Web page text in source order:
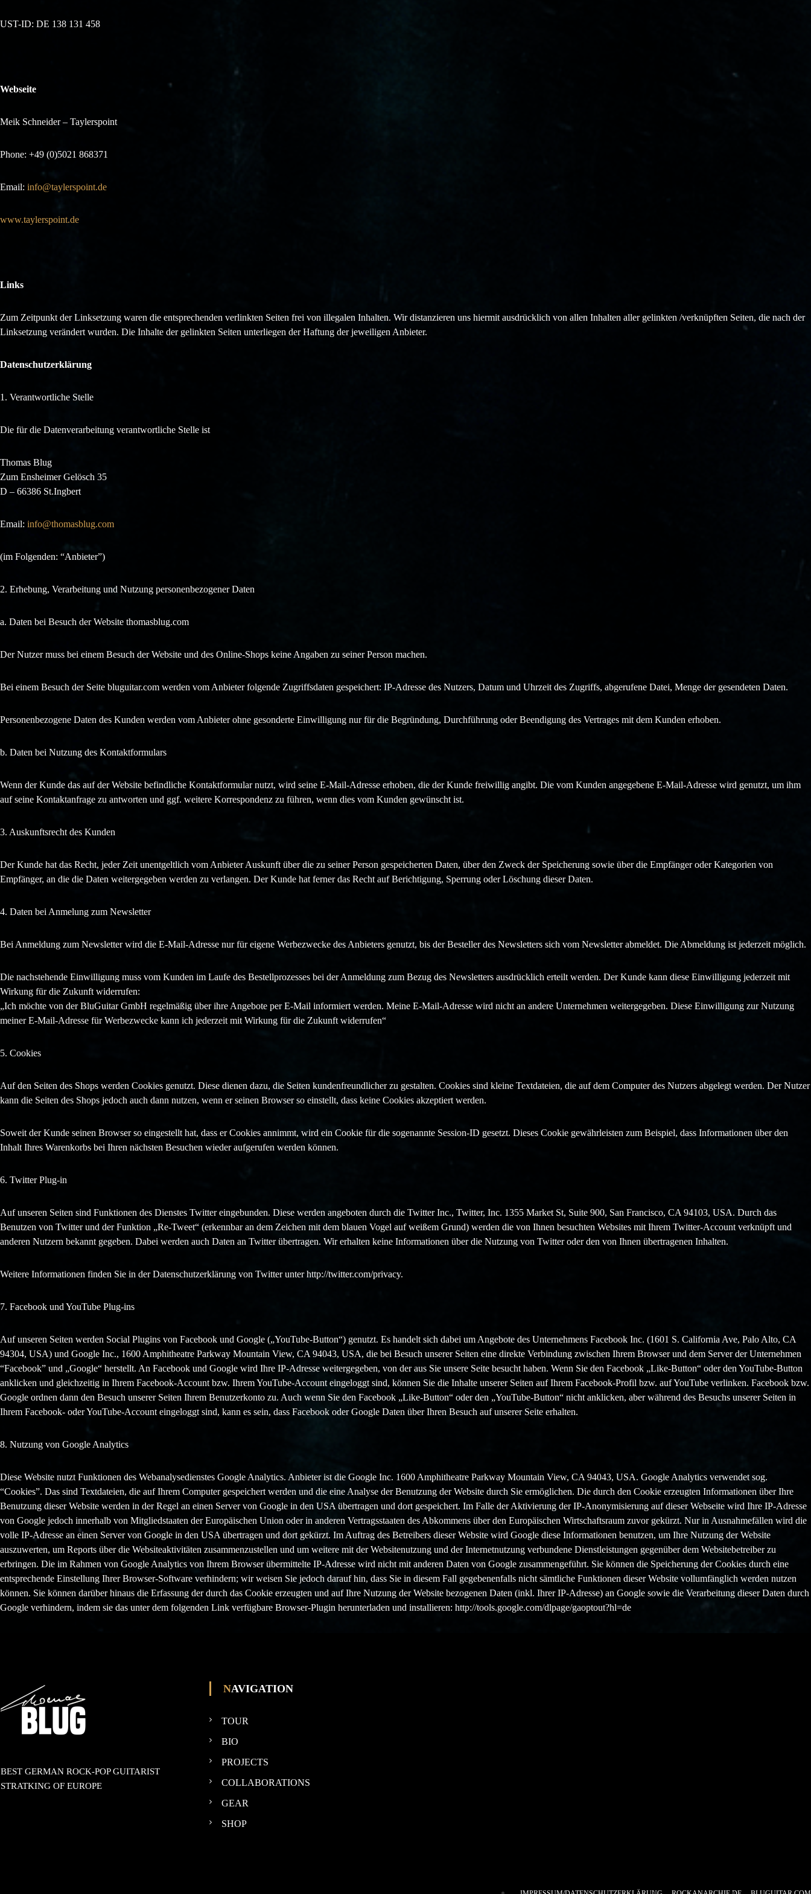
UST-ID: DE 138 131 458
Webseite
Meik Schneider – Taylerspoint
Phone: +49 (0)5021 868371
Email: info@taylerspoint.de
www.taylerspoint.de
Links
Zum Zeitpunkt der Linksetzung waren die entsprechenden verlinkten Seiten frei von illegalen Inhalten. Wir distanzieren uns hiermit ausdrücklich von allen Inhalten aller gelinkten /verknüpften Seiten, die nach der
Linksetzung verändert wurden. Die Inhalte der gelinkten Seiten unterliegen der Haftung der jeweiligen Anbieter.
Datenschutzerklärung
1. Verantwortliche Stelle
Die für die Datenverarbeitung verantwortliche Stelle ist
Thomas Blug
Zum Ensheimer Gelösch 35
D – 66386 St.Ingbert
Email: info@thomasblug.com
(im Folgenden: “Anbieter”)
2. Erhebung, Verarbeitung und Nutzung personenbezogener Daten
a. Daten bei Besuch der Website thomasblug.com
Der Nutzer muss bei einem Besuch der Website und des Online-Shops keine Angaben zu seiner Person machen.
Bei einem Besuch der Seite bluguitar.com werden vom Anbieter folgende Zugriffsdaten gespeichert: IP-Adresse des Nutzers, Datum und Uhrzeit des Zugriffs, abgerufene Datei, Menge der gesendeten Daten.
Personenbezogene Daten des Kunden werden vom Anbieter ohne gesonderte Einwilligung nur für die Begründung, Durchführung oder Beendigung des Vertrages mit dem Kunden erhoben.
b. Daten bei Nutzung des Kontaktformulars
Wenn der Kunde das auf der Website befindliche Kontaktformular nutzt, wird seine E-Mail-Adresse erhoben, die der Kunde freiwillig angibt. Die vom Kunden angegebene E-Mail-Adresse wird genutzt, um ihm
auf seine Kontaktanfrage zu antworten und ggf. weitere Korrespondenz zu führen, wenn dies vom Kunden gewünscht ist.
3. Auskunftsrecht des Kunden
Der Kunde hat das Recht, jeder Zeit unentgeltlich vom Anbieter Auskunft über die zu seiner Person gespeicherten Daten, über den Zweck der Speicherung sowie über die Empfänger oder Kategorien von
Empfänger, an die die Daten weitergegeben werden zu verlangen. Der Kunde hat ferner das Recht auf Berichtigung, Sperrung oder Löschung dieser Daten.
4. Daten bei Anmelung zum Newsletter
Bei Anmeldung zum Newsletter wird die E-Mail-Adresse nur für eigene Werbezwecke des Anbieters genutzt, bis der Besteller des Newsletters sich vom Newsletter abmeldet. Die Abmeldung ist jederzeit möglich.
Die nachstehende Einwilligung muss vom Kunden im Laufe des Bestellprozesses bei der Anmeldung zum Bezug des Newsletters ausdrücklich erteilt werden. Der Kunde kann diese Einwilligung jederzeit mit
Wirkung für die Zukunft widerrufen:
„Ich möchte von der BluGuitar GmbH regelmäßig über ihre Angebote per E-Mail informiert werden. Meine E-Mail-Adresse wird nicht an andere Unternehmen weitergegeben. Diese Einwilligung zur Nutzung
meiner E-Mail-Adresse für Werbezwecke kann ich jederzeit mit Wirkung für die Zukunft widerrufen“
5. Cookies
Auf den Seiten des Shops werden Cookies genutzt. Diese dienen dazu, die Seiten kundenfreundlicher zu gestalten. Cookies sind kleine Textdateien, die auf dem Computer des Nutzers abgelegt werden. Der Nutzer
kann die Seiten des Shops jedoch auch dann nutzen, wenn er seinen Browser so einstellt, dass keine Cookies akzeptiert werden.
Soweit der Kunde seinen Browser so eingestellt hat, dass er Cookies annimmt, wird ein Cookie für die sogenannte Session-ID gesetzt. Dieses Cookie gewährleisten zum Beispiel, dass Informationen über den
Inhalt Ihres Warenkorbs bei Ihren nächsten Besuchen wieder aufgerufen werden können.
6. Twitter Plug-in
Auf unseren Seiten sind Funktionen des Dienstes Twitter eingebunden. Diese werden angeboten durch die Twitter Inc., Twitter, Inc. 1355 Market St, Suite 900, San Francisco, CA 94103, USA. Durch das
Benutzen von Twitter und der Funktion „Re-Tweet“ (erkennbar an dem Zeichen mit dem blauen Vogel auf weißem Grund) werden die von Ihnen besuchten Websites mit Ihrem Twitter-Account verknüpft und
anderen Nutzern bekannt gegeben. Dabei werden auch Daten an Twitter übertragen. Wir erhalten keine Informationen über die Nutzung von Twitter oder den von Ihnen übertragenen Inhalten.
Weitere Informationen finden Sie in der Datenschutzerklärung von Twitter unter http://twitter.com/privacy.
7. Facebook und YouTube Plug-ins
Auf unseren Seiten werden Social Plugins von Facebook und Google („YouTube-Button“) genutzt. Es handelt sich dabei um Angebote des Unternehmens Facebook Inc. (1601 S. California Ave, Palo Alto, CA
94304, USA) und Google Inc., 1600 Amphitheatre Parkway Mountain View, CA 94043, USA, die bei Besuch unserer Seiten eine direkte Verbindung zwischen Ihrem Browser und dem Server der Unternehmen
“Facebook” und „Google“ herstellt. An Facebook und Google wird Ihre IP-Adresse weitergegeben, von der aus Sie unsere Seite besucht haben. Wenn Sie den Facebook „Like-Button“ oder den YouTube-Button
anklicken und gleichzeitig in Ihrem Facebook-Account bzw. Ihrem YouTube-Account eingeloggt sind, können Sie die Inhalte unserer Seiten auf Ihrem Facebook-Profil bzw. auf YouTube verlinken. Facebook bzw.
Google ordnen dann den Besuch unserer Seiten Ihrem Benutzerkonto zu. Auch wenn Sie den Facebook „Like-Button“ oder den „YouTube-Button“ nicht anklicken, aber während des Besuchs unserer Seiten in
Ihrem Facebook- oder YouTube-Account eingeloggt sind, kann es sein, dass Facebook oder Google Daten über Ihren Besuch auf unserer Seite erhalten.
8. Nutzung von Google Analytics
Diese Website nutzt Funktionen des Webanalysedienstes Google Analytics. Anbieter ist die Google Inc. 1600 Amphitheatre Parkway Mountain View, CA 94043, USA. Google Analytics verwendet sog.
“Cookies”. Das sind Textdateien, die auf Ihrem Computer gespeichert werden und die eine Analyse der Benutzung der Website durch Sie ermöglichen. Die durch den Cookie erzeugten Informationen über Ihre
Benutzung dieser Website werden in der Regel an einen Server von Google in den USA übertragen und dort gespeichert. Im Falle der Aktivierung der IP-Anonymisierung auf dieser Webseite wird Ihre IP-Adresse
von Google jedoch innerhalb von Mitgliedstaaten der Europäischen Union oder in anderen Vertragsstaaten des Abkommens über den Europäischen Wirtschaftsraum zuvor gekürzt. Nur in Ausnahmefällen wird die
volle IP-Adresse an einen Server von Google in den USA übertragen und dort gekürzt. Im Auftrag des Betreibers dieser Website wird Google diese Informationen benutzen, um Ihre Nutzung der Website
auszuwerten, um Reports über die Websiteaktivitäten zusammenzustellen und um weitere mit der Websitenutzung und der Internetnutzung verbundene Dienstleistungen gegenüber dem Websitebetreiber zu
erbringen. Die im Rahmen von Google Analytics von Ihrem Browser übermittelte IP-Adresse wird nicht mit anderen Daten von Google zusammengeführt. Sie können die Speicherung der Cookies durch eine
entsprechende Einstellung Ihrer Browser-Software verhindern; wir weisen Sie jedoch darauf hin, dass Sie in diesem Fall gegebenenfalls nicht sämtliche Funktionen dieser Website vollumfänglich werden nutzen
können. Sie können darüber hinaus die Erfassung der durch das Cookie erzeugten und auf Ihre Nutzung der Website bezogenen Daten (inkl. Ihrer IP-Adresse) an Google sowie die Verarbeitung dieser Daten durch
Google verhindern, indem sie das unter dem folgenden Link verfügbare Browser-Plugin herunterladen und installieren: http://tools.google.com/dlpage/gaoptout?hl=de
BEST GERMAN ROCK-POP GUITARIST
STRATKING OF EUROPE
NAVIGATION
TOUR
BIO
PROJECTS
COLLABORATIONS
GEAR
SHOP